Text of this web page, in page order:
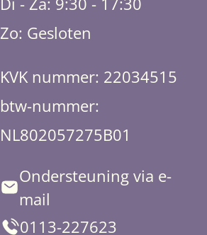
Zo: Gesloten
KVK nummer: 22034515
btw-nummer:
NL802057275B01
Ondersteuning via e-
mail
0113-227623